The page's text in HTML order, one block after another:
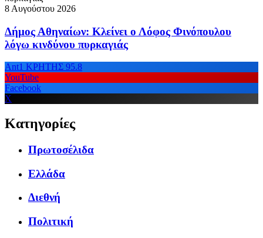
8 Αυγούστου 2026
Δήμος Αθηναίων: Κλείνει ο Λόφος Φινόπουλου
λόγω κινδύνου πυρκαγιάς
Ant1 ΚΡΗΤΗΣ 95.8
YouTube
Facebook
X
Κατηγορίες
Πρωτοσέλιδα
Ελλάδα
Διεθνή
Πολιτική